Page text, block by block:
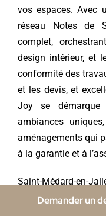
Demander un
vos espaces. Avec
réseau Notes de
complet,
design intérieur, et
conformité des
et les devis, et
Joy se
ambiances
aménagements qui
à la garantie et à
Saint-Médard-en-
ses environs